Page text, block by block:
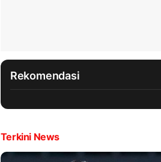
Rekomendasi
Terkini News